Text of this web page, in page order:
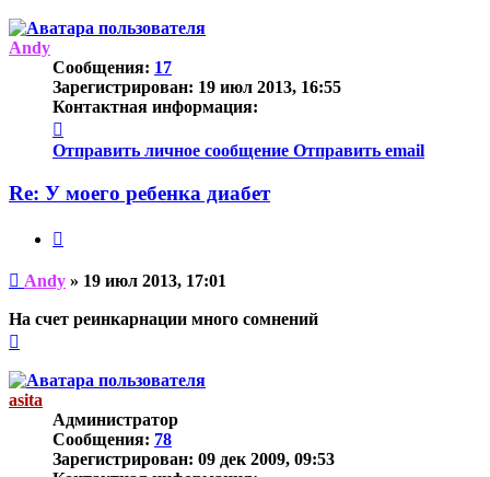
началу
Andy
Сообщения: 17
Зарегистрирован: 19 июл 2013, 16:55
Контактная информация:
информация
пользователя
Отправить личное сообщение Отправить email
Re: У моего ребенка диабет
Непрочитанное
сообщение
Andy » 19 июл 2013, 17:01
На счет реинкарнации много сомнений
началу
asita
Администратор
Сообщения: 78
Зарегистрирован: 09 дек 2009, 09:53